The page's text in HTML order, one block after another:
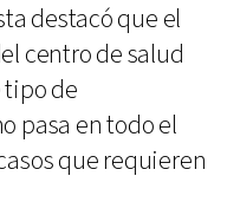
destacó que el
centro de salud
tipo de
pasa en todo el
que requieren